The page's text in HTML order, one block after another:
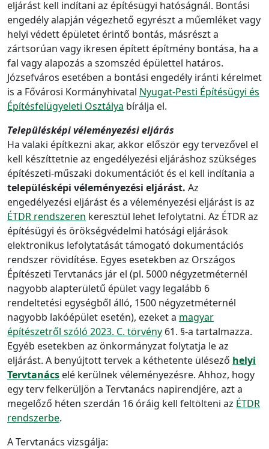
eljárást kell indítani az építésügyi hatóságnál. Bontási
engedély alapján végezhető egyrészt a műemléket vagy
helyi védett épületet érintő bontás, másrészt a
zártsorúan vagy ikresen épített építmény bontása, ha a
fal vagy alapozás a szomszéd épülettel határos.
Józsefváros esetében a bontási engedély iránti kérelmet
is a Fővárosi Kormányhivatal Nyugat-Pesti Építésügyi és
Építésfelügyeleti Osztálya bírálja el.
Településképi véleményezési eljárás
Ha valaki építkezni akar, akkor először egy tervezővel el
kell készíttetnie az engedélyezési eljáráshoz szükséges
építészeti-műszaki dokumentációt és el kell indítania a
településképi véleményezési eljárást. Az
engedélyezési eljárást és a véleményezési eljárást is az
ÉTDR rendszeren keresztül lehet lefolytatni. Az ÉTDR az
építésügyi és örökségvédelmi hatósági eljárások
elektronikus lefolytatását támogató dokumentációs
rendszer rövidítése. Egyes esetekben az Országos
Építészeti Tervtanács jár el (pl. 5000 négyzetméternél
nagyobb alapterületű épület vagy legalább 6
rendeltetési egységből álló, 1500 négyzetméternél
nagyobb lakóépület esetén), ezeket a magyar
építészetről szóló 2023. C. törvény 61. §-a tartalmazza.
Egyéb esetekben az önkormányzat folytatja le az
eljárást. A benyújtott tervek a kéthetente ülésező helyi
Tervtanács elé kerülnek véleményezésre. Ahhoz, hogy
egy terv felkerüljön a Tervtanács napirendjére, azt a
megelőző héten szerdán 16 óráig kell feltölteni az ÉTDR
rendszerbe.
A Tervtanács vizsgálja: